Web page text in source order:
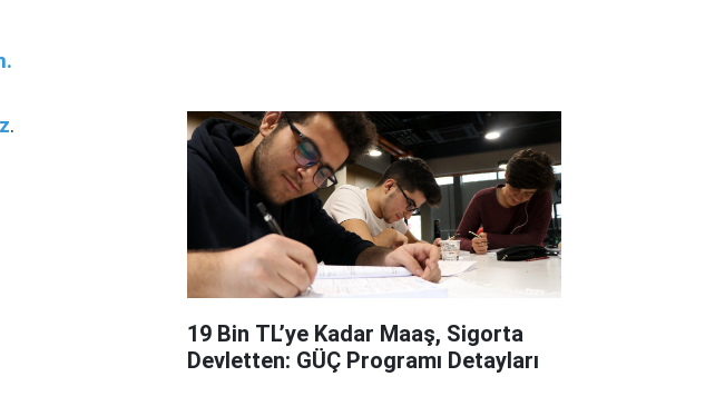
.
19 Bin TL’ye Kadar Maaş, Sigorta
Devletten: GÜÇ Programı Detayları